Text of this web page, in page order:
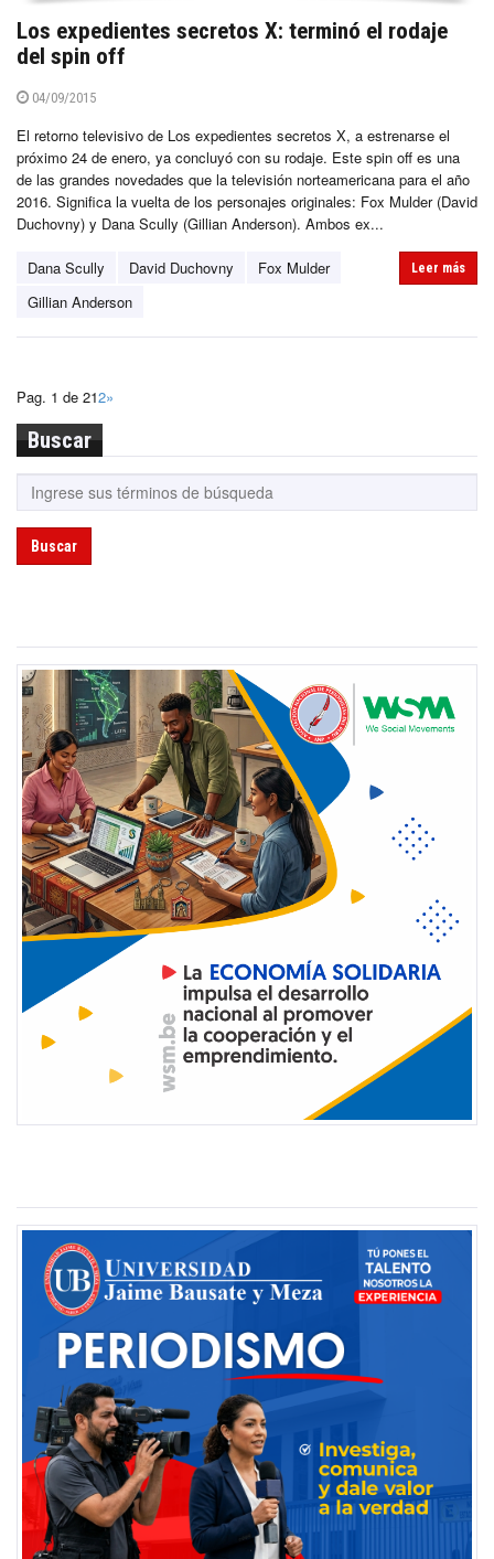
Los expedientes secretos X: terminó el rodaje
del spin off
04/09/2015
El retorno televisivo de Los expedientes secretos X, a estrenarse el
próximo 24 de enero, ya concluyó con su rodaje. Este spin off es una
de las grandes novedades que la televisión norteamericana para el año
2016. Significa la vuelta de los personajes originales: Fox Mulder (David
Duchovny) y Dana Scully (Gillian Anderson). Ambos ex...
Dana Scully David Duchovny
Fox Mulder
Gillian Anderson
Leer más
Pag. 1 de 212»
Buscar
Buscar